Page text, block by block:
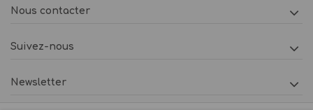
Nous contacter
Suivez-nous
Newsletter